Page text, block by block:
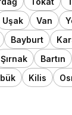
Uşak Van
Bayburt
Şırnak Bartın
Kilis